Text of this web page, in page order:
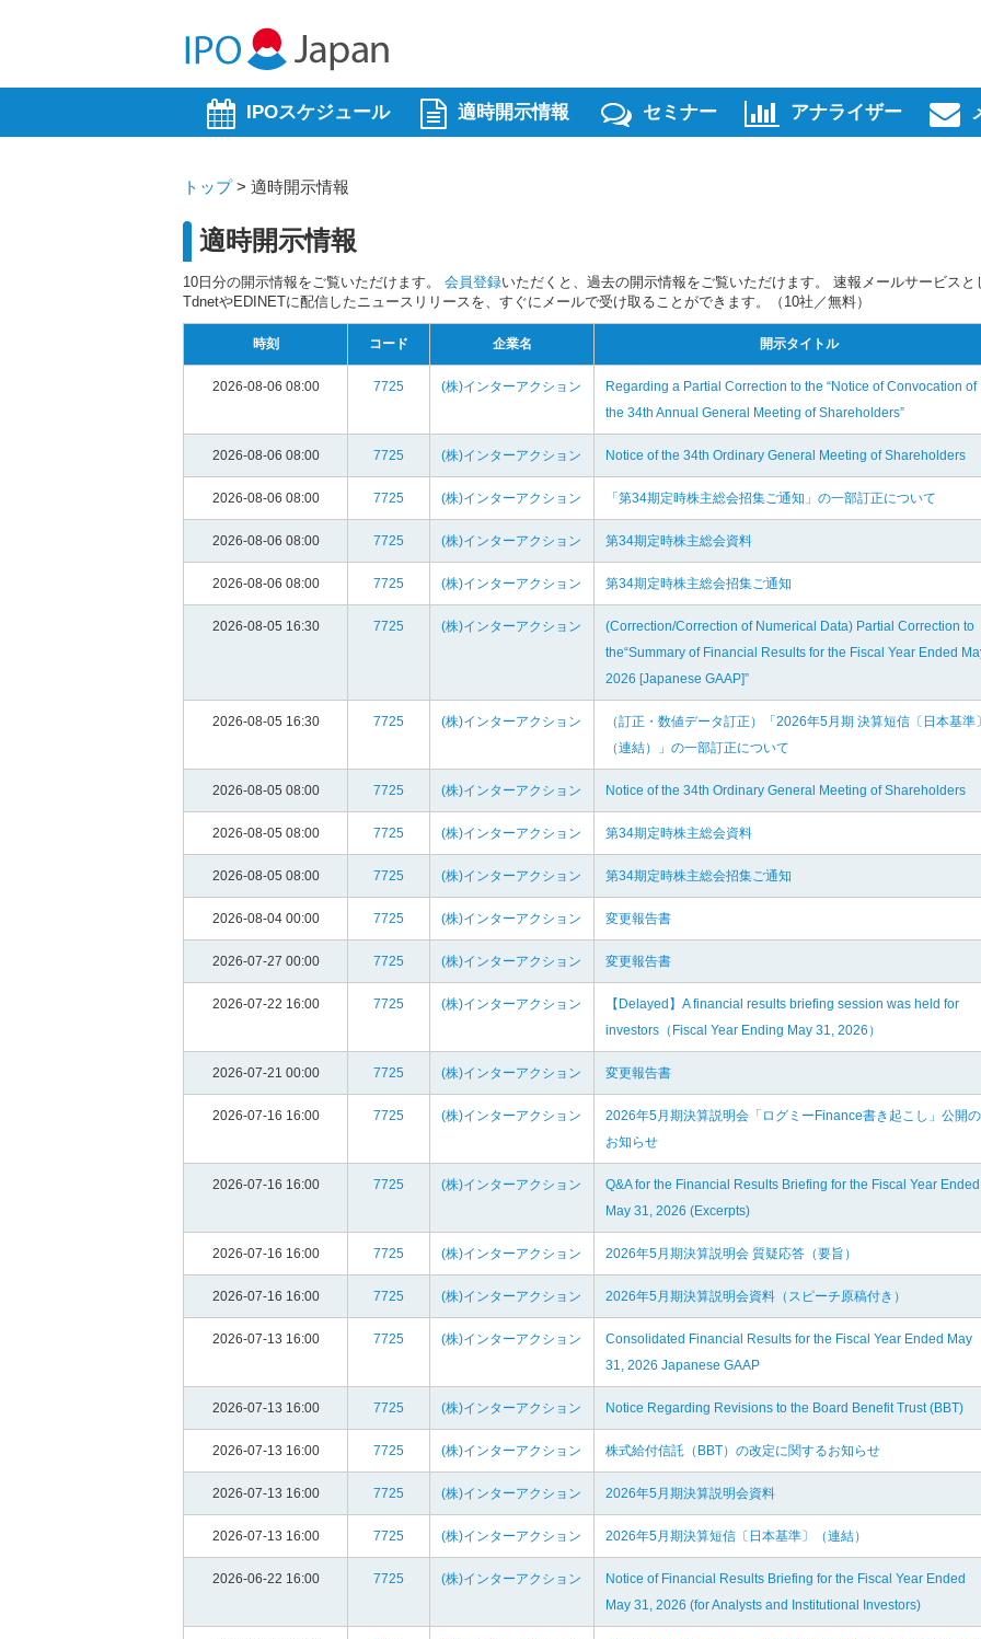
IPOスケジュール 適時開示情報 セミナー アナライザー
トップ> 適時開示情報
適時開示情報
10日分の開示情報をご覧いただけます。 会員登録いただくと、過去の開示情報をご覧いただけます。 速報メールサービスと
TdnetやEDINETに配信したニュースリリースを、すぐにメールで受け取ることができます。（10社／無料）
時刻 コード 企業名 開示タイトル
2026-08-06 08:00 7725 (株)インターアクション
Regarding a Partial Correction to the “Notice of Convocation of
the 34th Annual General Meeting of Shareholders”
2026-08-06 08:00 7725 (株)インターアクション Notice of the 34th Ordinary General Meeting of Shareholders
2026-08-06 08:00 7725 (株)インターアクション 「第34期定時株主総会招集ご通知」の一部訂正について
2026-08-06 08:00 7725 (株)インターアクション 第34期定時株主総会資料
2026-08-06 08:00 7725 (株)インターアクション 第34期定時株主総会招集ご通知
2026-08-05 16:30 7725 (株)インターアクション
(Correction/Correction of Numerical Data) Partial Correction to
the“Summary of Financial Results for the Fiscal Year Ended
2026 [Japanese GAAP]”
2026-08-05 16:30 7725 (株)インターアクション
（訂正・数値データ訂正）「2026年5月期 決算短信〔日本基準
（連結）」の一部訂正について
2026-08-05 08:00 7725 (株)インターアクション Notice of the 34th Ordinary General Meeting of Shareholders
2026-08-05 08:00 7725 (株)インターアクション 第34期定時株主総会資料
2026-08-05 08:00 7725 (株)インターアクション 第34期定時株主総会招集ご通知
2026-08-04 00:00 7725 (株)インターアクション 変更報告書
2026-07-27 00:00 7725 (株)インターアクション 変更報告書
2026-07-22 16:00 7725 (株)インターアクション
【Delayed】A financial results briefing session was held for
investors（Fiscal Year Ending May 31, 2026）
2026-07-21 00:00 7725 (株)インターアクション 変更報告書
2026-07-16 16:00 7725 (株)インターアクション
2026年5月期決算説明会「ログミーFinance書き起こし」公開の
お知らせ
2026-07-16 16:00 7725 (株)インターアクション
Q&A for the Financial Results Briefing for the Fiscal Year Ended
May 31, 2026 (Excerpts)
2026-07-16 16:00 7725 (株)インターアクション 2026年5月期決算説明会 質疑応答（要旨）
2026-07-16 16:00 7725 (株)インターアクション 2026年5月期決算説明会資料（スピーチ原稿付き）
2026-07-13 16:00 7725 (株)インターアクション
Consolidated Financial Results for the Fiscal Year Ended May
31, 2026 Japanese GAAP
2026-07-13 16:00 7725 (株)インターアクション Notice Regarding Revisions to the Board Benefit Trust (BBT)
2026-07-13 16:00 7725 (株)インターアクション 株式給付信託（BBT）の改定に関するお知らせ
2026-07-13 16:00 7725 (株)インターアクション 2026年5月期決算説明会資料
2026-07-13 16:00 7725 (株)インターアクション 2026年5月期決算短信〔日本基準〕（連結）
2026-06-22 16:00 7725 (株)インターアクション
Notice of Financial Results Briefing for the Fiscal Year Ended
May 31, 2026 (for Analysts and Institutional Investors)